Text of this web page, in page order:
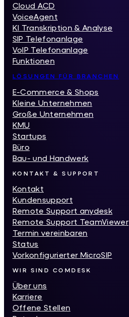
Cloud ACD
VoiceAgent
KI Transkription & Analyse
SIP Telefonanlage
VoIP Telefonanlage
Funktionen
LÖSUNGEN FÜR BRANCHEN
E-Commerce & Shops
Kleine Unternehmen
Große Unternehmen
KMU
Startups
Büro
Bau- und Handwerk
KONTAKT & SUPPORT
Kontakt
Kundensupport
Remote Support anydesk
Remote Support TeamViewer
Termin vereinbaren
Status
Vorkonfigurierter MicroSIP
WIR SIND COMDESK
Über uns
Karriere
Offene Stellen